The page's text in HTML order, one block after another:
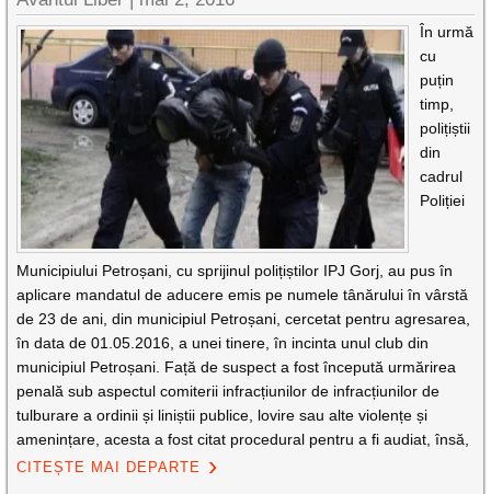
În urmă
cu
puțin
timp,
polițiștii
din
cadrul
Poliției
Municipiului Petroșani, cu sprijinul polițiștilor IPJ Gorj, au pus în
aplicare mandatul de aducere emis pe numele tânărului în vârstă
de 23 de ani, din municipiul Petroșani, cercetat pentru agresarea,
în data de 01.05.2016, a unei tinere, în incinta unul club din
municipiul Petroșani. Față de suspect a fost începută urmărirea
penală sub aspectul comiterii infracțiunilor de infracțiunilor de
tulburare a ordinii și liniștii publice, lovire sau alte violențe și
amenințare, acesta a fost citat procedural pentru a fi audiat, însă,
CITEȘTE MAI DEPARTE